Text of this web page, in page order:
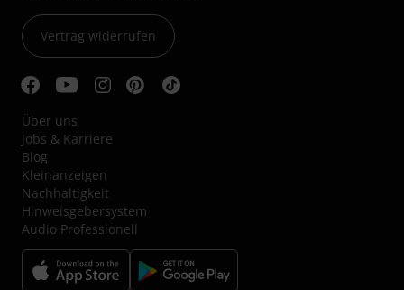
Vertrag widerrufen
Über uns
Jobs & Karriere
Blog
Kleinanzeigen
Nachhaltigkeit
Hinweisgebersystem
Audio Professionell